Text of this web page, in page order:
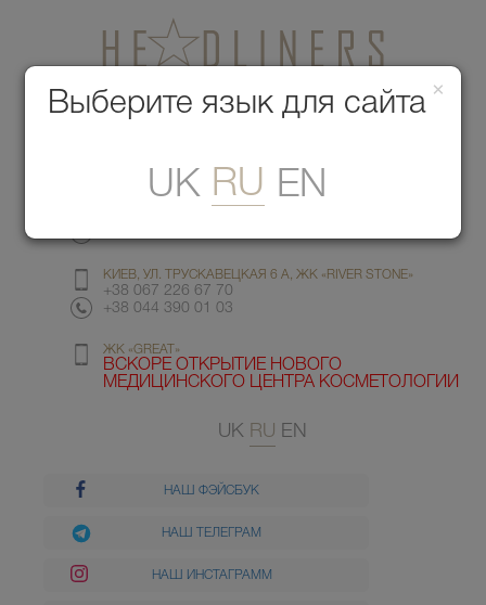
КИЕВ, УЛ. ГМЫРИ 6
КИЕВ, УЛ. ТРУСКАВЕЦКАЯ 6 А, ЖК «RIVER STONE»
+38 067 226 67 70
+38 044 390 01 03
ЖК «GREAT»
ВСКОРЕ ОТКРЫТИЕ НОВОГО
МЕДИЦИНСКОГО ЦЕНТРА КОСМЕТОЛОГИИ
UK RU EN
НАШ ФЭЙСБУК
НАШ ТЕЛЕГРАМ
НАШ ИНСТАГРАММ
×
Выберите язык для сайта
UK RU EN